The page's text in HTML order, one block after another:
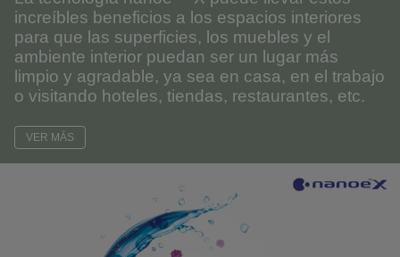
increíbles beneficios a los espacios interiores
para que las superficies, los muebles y el
ambiente interior puedan ser un lugar más
limpio y agradable, ya sea en casa, en el trabajo
o visitando hoteles, tiendas, restaurantes, etc.
VER MÁS